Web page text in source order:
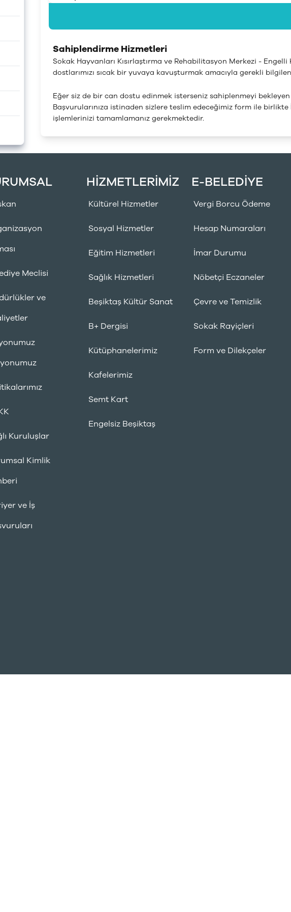
Sahiplendirme Hizmetleri
Sokak Hayvanları Kısırlaştırma ve Rehabilitasyon Merkezi -
dostlarımızı sıcak bir yuvaya kavuşturmak amacıyla gerekli
Eğer siz de bir can dostu edinmek isterseniz sahiplenmeyi
Başvurularınıza istinaden sizlere teslim edeceğimiz form ile
işlemlerinizi tamamlamanız gerekmektedir.
Meclisi
ve
Kuruluşlar
Kimlik
ve İş
HİZMETLERİMİZ
Kültürel Hizmetler
Sosyal Hizmetler
Eğitim Hizmetleri
Sağlık Hizmetleri
Beşiktaş Kültür Sanat
B+ Dergisi
Kütüphanelerimiz
Kafelerimiz
Semt Kart
Engelsiz Beşiktaş
E-BELEDİYE
Vergi Borcu Ödeme
Hesap Numaraları
İmar Durumu
Nöbetçi Eczaneler
Çevre ve Temizlik
Sokak Rayiçleri
Form ve Dilekçeler